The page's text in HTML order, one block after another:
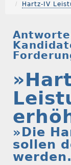
Hartz-IV
»Die
sollen